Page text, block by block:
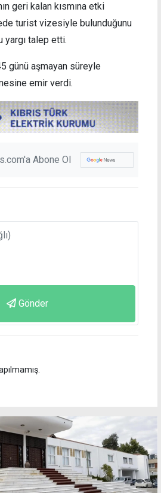
geri kalan kısmına etki
turist vizesiyle bulunduğunu
yargı talep etti.
günü aşmayan süreyle
emir verdi.
Abone Ol
Gönder